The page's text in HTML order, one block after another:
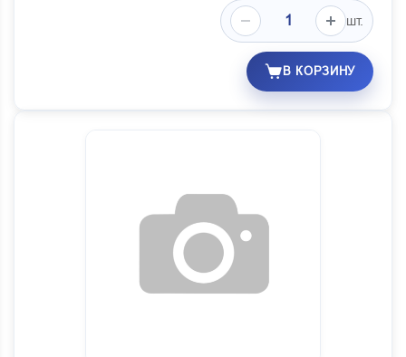
шт.
В КОРЗИНУ